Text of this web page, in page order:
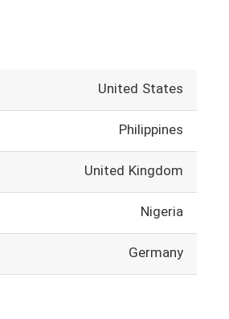
United States
Philippines
United Kingdom
Nigeria
Germany